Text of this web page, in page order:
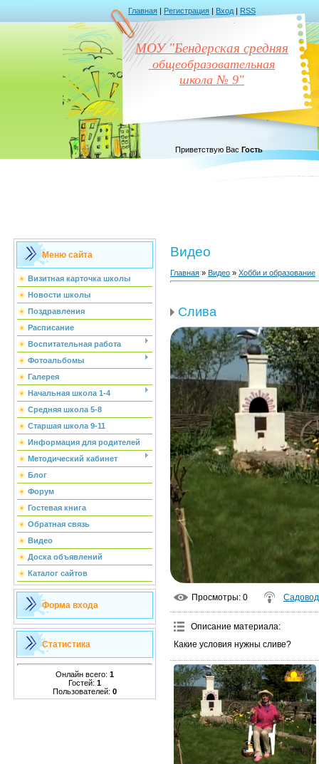
Главная | Регистрация | Вход | RSS
МОУ "Бендерская средняя
общеобразовательная
школа № 9"
Приветствую Вас Гость
Меню сайта
Визитная карточка школы
Новости школы
Поздравления
Расписание
Воспитательная работа
Фотоальбомы
Галерея
Начальная школа 1-4
Средняя школа 5-8
Старшая школа 9-11
Информация для родителей
Методический кабинет
Блог
Форум
Гостевая книга
Обратная связь
Видео
Доска объявлений
Каталог сайтов
Форма входа
Статистика
Онлайн всего: 1
Гостей: 1
Пользователей: 0
Видео
Главная » Видео » Хобби и образование
Слива
Просмотры: 0
Описание материала:
Какие условия нужны сливе?